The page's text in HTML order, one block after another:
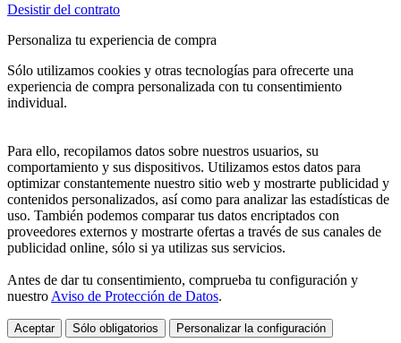
Desistir del contrato
Personaliza tu experiencia de compra
Sólo utilizamos cookies y otras tecnologías para ofrecerte una
experiencia de compra personalizada con tu consentimiento
individual.
Para ello, recopilamos datos sobre nuestros usuarios, su
comportamiento y sus dispositivos. Utilizamos estos datos para
optimizar constantemente nuestro sitio web y mostrarte publicidad y
contenidos personalizados, así como para analizar las estadísticas de
uso. También podemos comparar tus datos encriptados con
proveedores externos y mostrarte ofertas a través de sus canales de
publicidad online, sólo si ya utilizas sus servicios.
Antes de dar tu consentimiento, comprueba tu configuración y
nuestro Aviso de Protección de Datos.
Aceptar Sólo obligatorios Personalizar la configuración